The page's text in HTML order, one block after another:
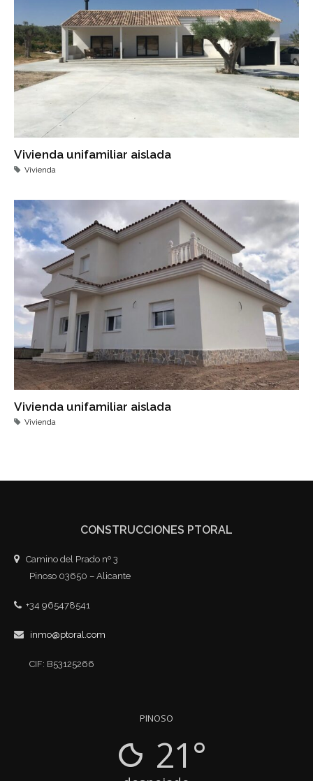
Vivienda unifamiliar aislada
Vivienda
Vivienda unifamiliar aislada
Vivienda
CONSTRUCCIONES PTORAL
Camino del Prado nº 3
Pinoso 03650 – Alicante
+34 965478541
inmo@ptoral.com
CIF: B53125266
PINOSO
21°